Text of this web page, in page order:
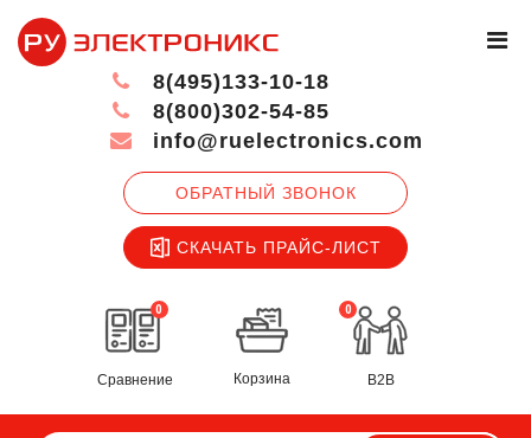
ОБРАТНЫЙ ЗВОНОК
СКАЧАТЬ ПРАЙС-ЛИСТ
8(495)133-10-18
8(800)302-54-85
info@ruelectronics.com
0
Сравнение
0
Корзина B2B